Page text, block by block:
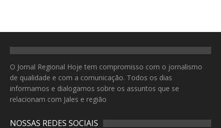
O Jornal Regional Hoje tem compromisso com o jornalismo
de qualidade e com a comunicação. Todos os dias
informamos e dialogamos sobre os assuntos que se
relacionam com Jales e região
NOSSAS REDES SOCIAIS